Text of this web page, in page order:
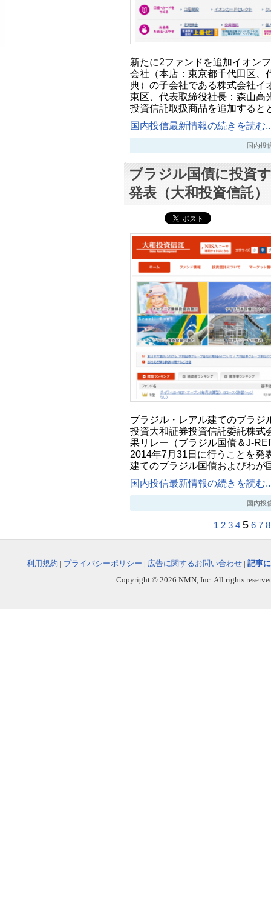
新たに2ファンドを追加イオン
会社（本店：東京都千代田区、
典）の子会社である株式会社イ
東区、代表取締役社長：森山
投資信託取扱商品を追加する
国内投信最新情報の続きを読む
国内投
ブラジル国債に投資
発表（大和投資信託）
ブラジル・レアル建てのブラジ
投資大和証券投資信託委託株式
果リレー（ブラジル国債＆J-
2014年7月31日に行うことを発
建てのブラジル国債およびわ
国内投信最新情報の続きを読む
国内投
1 2 3 4 5 6 7 8
利用規約 | プライバシーポリシー | 広告に関するお問い合わせ | 記事
Copyright © 2026 NMN, Inc. All rights